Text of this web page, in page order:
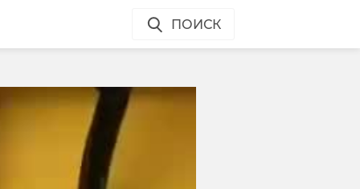
ПОИСК